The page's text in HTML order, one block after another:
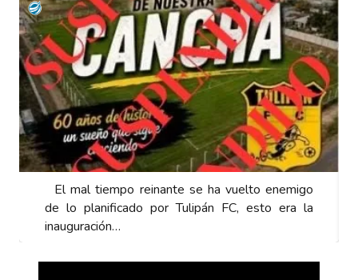
El mal tiempo reinante se ha vuelto enemigo
de lo planificado por Tulipán FC, esto era la
inauguración…